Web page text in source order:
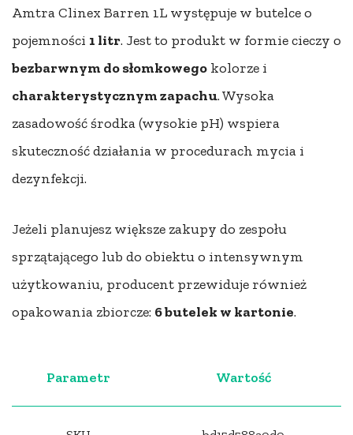
Amtra Clinex Barren 1L występuje w butelce o
pojemności 1 litr. Jest to produkt w formie cieczy o
bezbarwnym do słomkowego kolorze i
charakterystycznym zapachu. Wysoka
zasadowość środka (wysokie pH) wspiera
skuteczność działania w procedurach mycia i
dezynfekcji.
Jeżeli planujesz większe zakupy do zespołu
sprzątającego lub do obiektu o intensywnym
użytkowaniu, producent przewiduje również
opakowania zbiorcze: 6 butelek w kartonie.
Parametr Wartość